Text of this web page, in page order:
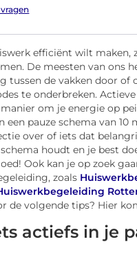
efficiënt wilt maken,
De meesten van ons
tussen de vakken door of
te onderbreken. Actieve
om je energie op
een pauze schema van 10
over of iets dat
houdt en je best
Ook kan je op zoek
zoals
de volgende tips? Hier
actiefs in je